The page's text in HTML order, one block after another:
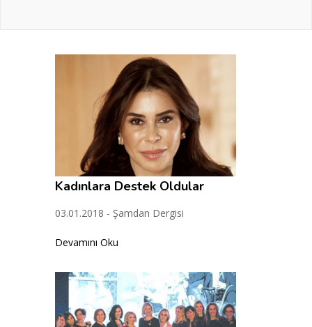
Kadınlara Destek Oldular
03.01.2018 - Şamdan Dergisi
Devamını Oku